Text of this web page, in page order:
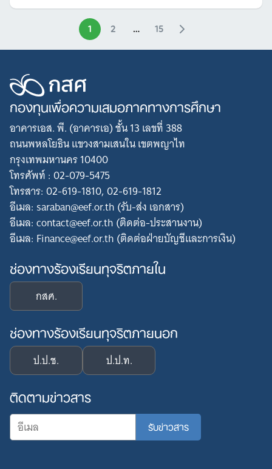
1 2 … 15
กองทุนเพื่อความเสมอภาคทางการศึกษา
อาคารเอส. พี. (อาคารเอ) ชั้น 13 เลขที่ 388
ถนนพหลโยธิน แขวงสามเสนใน เขตพญาไท
กรุงเทพมหานคร 10400
โทรศัพท์ : 02-079-5475
โทรสาร: 02-619-1810, 02-619-1812
อีเมล: saraban@eef.or.th (รับ-ส่ง เอกสาร)
อีเมล: contact@eef.or.th (ติดต่อ-ประสานงาน)
อีเมล: Finance@eef.or.th (ติดต่อฝ่ายบัญชีและการเงิน)
ช่องทางร้องเรียนทุจริตภายใน
กสศ.
ช่องทางร้องเรียนทุจริตภายนอก
ป.ป.ช. ป.ป.ท.
ติดตามข่าวสาร